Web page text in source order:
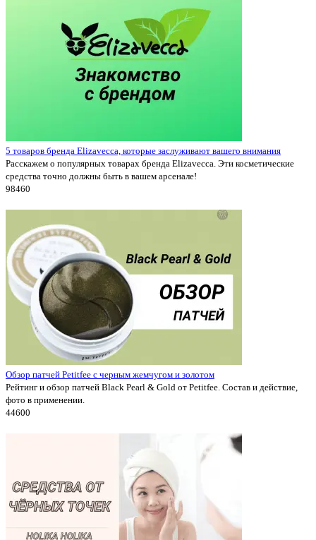
5 товаров бренда Elizavecca, которые заслуживают вашего внимания
Расскажем о популярных товарах бренда Elizavecca. Эти косметические
средства точно должны быть в вашем арсенале!
98460
Обзор патчей Petitfee с черным жемчугом и золотом
Рейтинг и обзор патчей Black Pearl & Gold от Petitfee. Состав и действие,
фото в применении.
44600